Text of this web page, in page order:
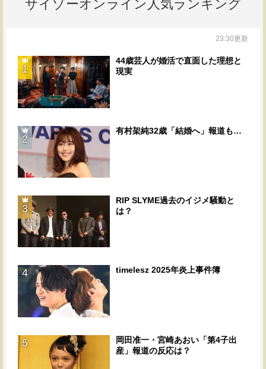
サイゾーオンライン人気ランキング
23:30更新
1
44歳芸人が婚活で直面した理想と
現実
2
有村架純32歳「結婚へ」報道も…
3
RIP SLYME過去のイジメ騒動と
は？
4 timelesz 2025年炎上事件簿
5
岡田准一・宮崎あおい「第4子出
産」報道の反応は？